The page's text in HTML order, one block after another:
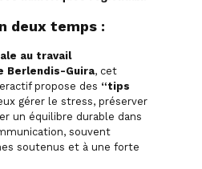
deux temps :
au travail
Berlendis-Guira, cet
propose des “tips
gérer le stress, préserver
un équilibre durable dans
souvent
soutenus et à une forte